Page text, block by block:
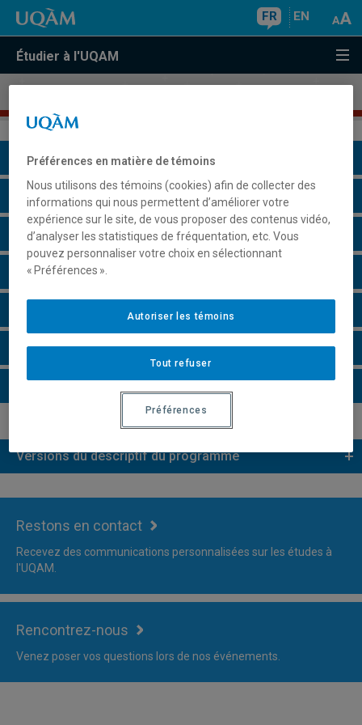
FR EN
Étudier à l'UQAM
Présentation du programme
Conditions d'admission
Cours à suivre et horaires
Grille de cheminement
Remarques et règlements
Faire une demande d'admission
Plus d'information
Versions du descriptif du programme
Restons en contact
Recevez des communications personnalisées sur les études à
l'UQAM.
Rencontrez-nous
Venez poser vos questions lors de nos événements.
Préférences en matière de témoins
Nous utilisons des témoins (cookies) afin de collecter des
informations qui nous permettent d’améliorer votre
expérience sur le site, de vous proposer des contenus vidéo,
d’analyser les statistiques de fréquentation, etc. Vous
pouvez personnaliser votre choix en sélectionnant
« Préférences ».
Tout refuser
Autoriser les témoins
Préférences